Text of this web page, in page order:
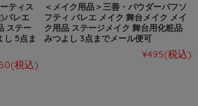
ティス
)バレエ
ステー
し 5点ま
(税込)
＜メイク用品＞三善・パウダーパフソ
フティ バレエ メイク 舞台メイク メイ
ク用品 ステージメイク 舞台用化粧品
みつよし 3点までメール便可
¥495(税込)